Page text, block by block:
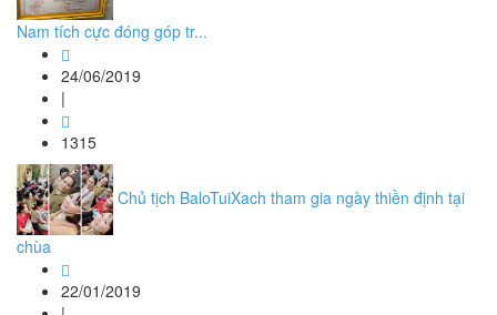
Nam tích cực đóng góp tr...
24/06/2019
|
1315
Chủ tịch BaloTuiXach tham gia ngày thiền định tại
chùa
22/01/2019